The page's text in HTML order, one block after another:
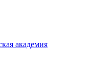
академия